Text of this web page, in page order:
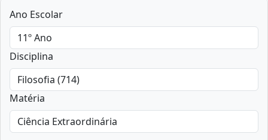
Ano Escolar
Disciplina
Matéria